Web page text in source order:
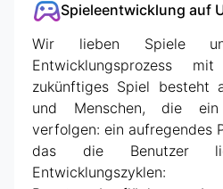
Spieleentwicklung auf
Wir lieben Spiele
Entwicklungsprozess
zukünftiges Spiel besteht
und Menschen, die ein
verfolgen: ein aufregendes
das die Benutzer